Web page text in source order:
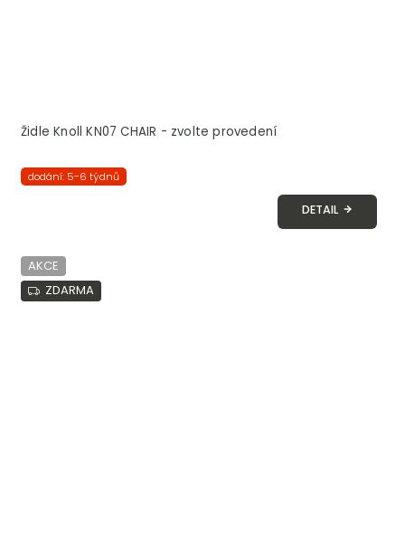
Židle Knoll KN07 CHAIR - zvolte provedení
dodání: 5-6 týdnů
DETAIL
AKCE
ZDARMA